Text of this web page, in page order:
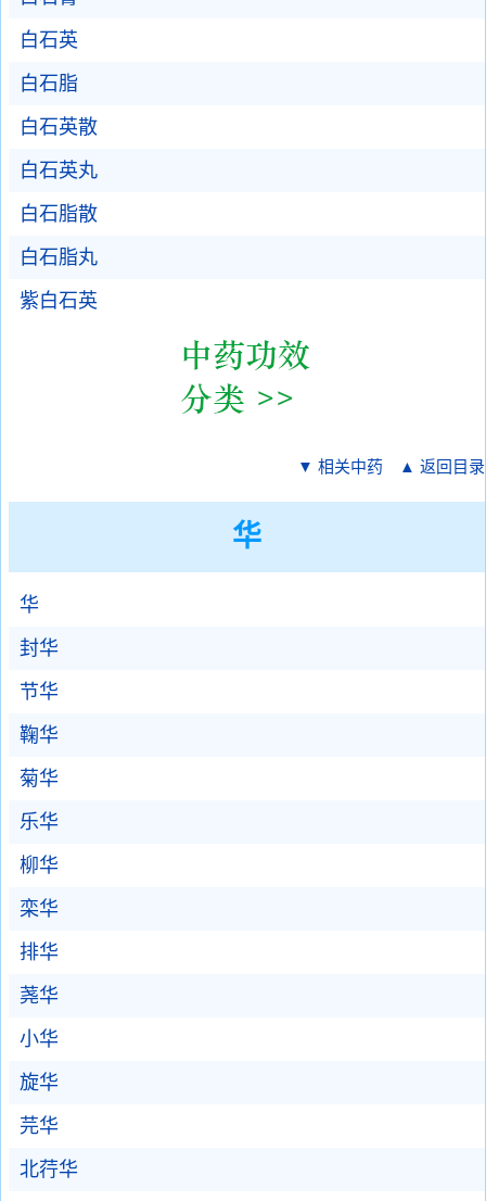
白石英
白石脂
白石英散
白石英丸
白石脂散
白石脂丸
紫白石英
▼ 相关中药 ▲ 返回目录
华
华
封华
节华
鞠华
菊华
乐华
柳华
栾华
排华
荛华
小华
旋华
芫华
北荇华